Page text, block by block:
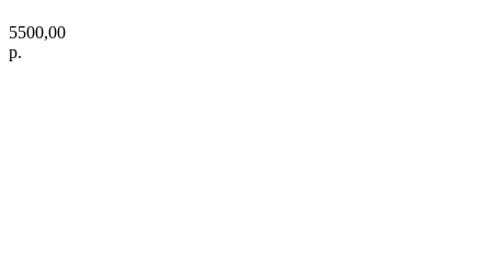
5500,00
р.